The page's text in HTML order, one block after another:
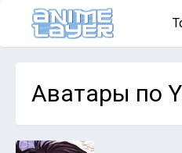
Аватары по